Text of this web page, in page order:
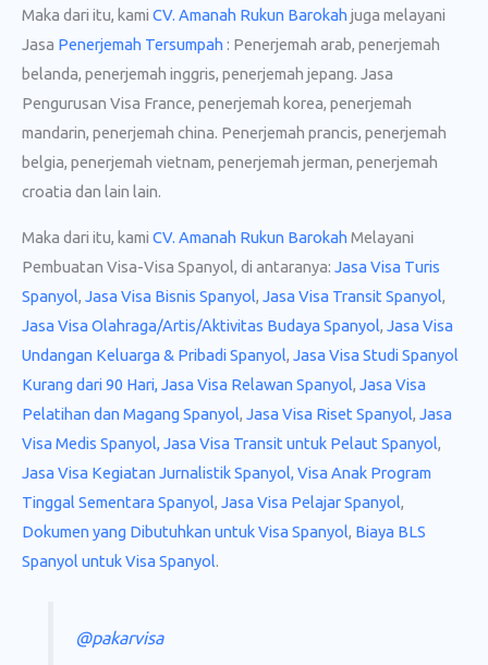
Maka dari itu, kami CV. Amanah Rukun Barokah juga melayani
Jasa Penerjemah Tersumpah : Penerjemah arab, penerjemah
belanda, penerjemah inggris, penerjemah jepang. Jasa
Pengurusan Visa France, penerjemah korea, penerjemah
mandarin, penerjemah china. Penerjemah prancis, penerjemah
belgia, penerjemah vietnam, penerjemah jerman, penerjemah
croatia dan lain lain.
Maka dari itu, kami CV. Amanah Rukun Barokah Melayani
Pembuatan Visa-Visa Spanyol, di antaranya: Jasa Visa Turis
Spanyol, Jasa Visa Bisnis Spanyol, Jasa Visa Transit Spanyol,
Jasa Visa Olahraga/Artis/Aktivitas Budaya Spanyol, Jasa Visa
Undangan Keluarga & Pribadi Spanyol, Jasa Visa Studi Spanyol
Kurang dari 90 Hari, Jasa Visa Relawan Spanyol, Jasa Visa
Pelatihan dan Magang Spanyol, Jasa Visa Riset Spanyol, Jasa
Visa Medis Spanyol, Jasa Visa Transit untuk Pelaut Spanyol,
Jasa Visa Kegiatan Jurnalistik Spanyol, Visa Anak Program
Tinggal Sementara Spanyol, Jasa Visa Pelajar Spanyol,
Dokumen yang Dibutuhkan untuk Visa Spanyol, Biaya BLS
Spanyol untuk Visa Spanyol.
@pakarvisa